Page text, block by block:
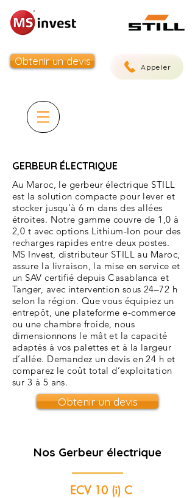
Obtenir un devis Appeler
GERBEUR ÉLECTRIQUE
Au Maroc, le gerbeur électrique STILL
est la solution compacte pour lever et
stocker jusqu’à 6 m dans des allées
étroites. Notre gamme couvre de 1,0 à
2,0 t avec options Lithium-Ion pour des
recharges rapides entre deux postes.
MS Invest, distributeur STILL au Maroc,
assure la livraison, la mise en service et
un SAV certifié depuis Casablanca et
Tanger, avec intervention sous 24–72 h
selon la région. Que vous équipiez un
entrepôt, une plateforme e-commerce
ou une chambre froide, nous
dimensionnons le mât et la capacité
adaptés à vos palettes et à la largeur
d’allée. Demandez un devis en 24 h et
comparez le coût total d’exploitation
sur 3 à 5 ans.
Obtenir un devis
Nos Gerbeur électrique
ECV 10 (i) C